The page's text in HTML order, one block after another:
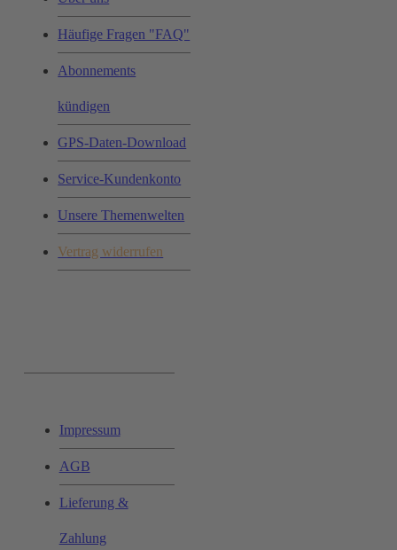
Häufige Fragen "FAQ"
Abonnements
kündigen
GPS-Daten-Download
Service-Kundenkonto
Unsere Themenwelten
Vertrag widerrufen
Impressum
AGB
Lieferung &
Zahlung